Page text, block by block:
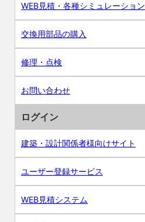
WEB見積・各種シミュレーション
交換用部品の購入
修理・点検
お問い合わせ
ログイン
建築・設計関係者様向けサイト
ユーザー登録サービス
WEB見積システム